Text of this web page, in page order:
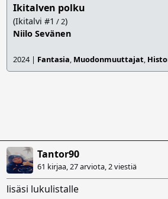
Ikitalven polku
(Ikitalvi #1 / 2)
Niilo Sevänen
2024 | Fantasia Muodonmuuttajat
Tantor90
61 kirjaa, 27 arviota, 2 viestiä
lisäsi lukulistalle